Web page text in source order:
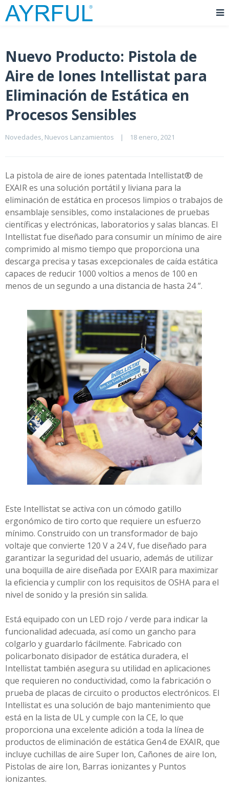
Nuevo Producto: Pistola de
Aire de Iones Intellistat para
Eliminación de Estática en
Procesos Sensibles
Novedades, Nuevos Lanzamientos | 18 enero, 2021
La pistola de aire de iones patentada Intellistat® de
EXAIR es una solución portátil y liviana para la
eliminación de estática en procesos limpios o trabajos de
ensamblaje sensibles, como instalaciones de pruebas
científicas y electrónicas, laboratorios y salas blancas. El
Intellistat fue diseñado para consumir un mínimo de aire
comprimido al mismo tiempo que proporciona una
descarga precisa y tasas excepcionales de caída estática
capaces de reducir 1000 voltios a menos de 100 en
menos de un segundo a una distancia de hasta 24 ”.
Este Intellistat se activa con un cómodo gatillo
ergonómico de tiro corto que requiere un esfuerzo
mínimo. Construido con un transformador de bajo
voltaje que convierte 120 V a 24 V, fue diseñado para
garantizar la seguridad del usuario, además de utilizar
una boquilla de aire diseñada por EXAIR para maximizar
la eficiencia y cumplir con los requisitos de OSHA para el
nivel de sonido y la presión sin salida.
Está equipado con un LED rojo / verde para indicar la
funcionalidad adecuada, así como un gancho para
colgarlo y guardarlo fácilmente. Fabricado con
policarbonato disipador de estática duradera, el
Intellistat también asegura su utilidad en aplicaciones
que requieren no conductividad, como la fabricación o
prueba de placas de circuito o productos electrónicos. El
Intellistat es una solución de bajo mantenimiento que
está en la lista de UL y cumple con la CE, lo que
proporciona una excelente adición a toda la línea de
productos de eliminación de estática Gen4 de EXAIR, que
incluye cuchillas de aire Super Ion, Cañones de aire Ion,
Pistolas de aire Ion, Barras ionizantes y Puntos
ionizantes.